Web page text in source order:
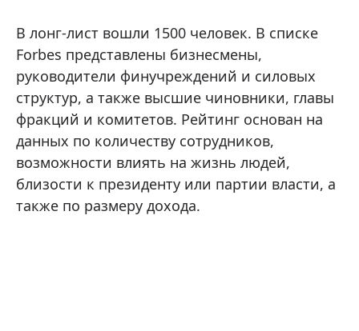
В лонг-лист вошли 1500 человек. В списке
Forbes представлены бизнесмены,
руководители финучреждений и силовых
структур, а также высшие чиновники, главы
фракций и комитетов. Рейтинг основан на
данных по количеству сотрудников,
возможности влиять на жизнь людей,
близости к президенту или партии власти, а
также по размеру дохода.